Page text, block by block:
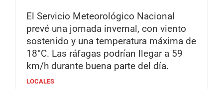
El Servicio Meteorológico Nacional
prevé una jornada invernal, con viento
sostenido y una temperatura máxima de
18°C. Las ráfagas podrían llegar a 59
km/h durante buena parte del día.
LOCALES